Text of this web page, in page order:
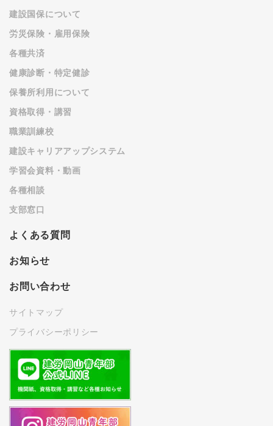
建設国保について
労災保険・雇用保険
各種共済
健康診断・特定健診
保養所利用について
資格取得・講習
職業訓練校
建設キャリアアップシステム
学習会資料・動画
各種相談
支部窓口
よくある質問
お知らせ
お問い合わせ
サイトマップ
プライバシーポリシー